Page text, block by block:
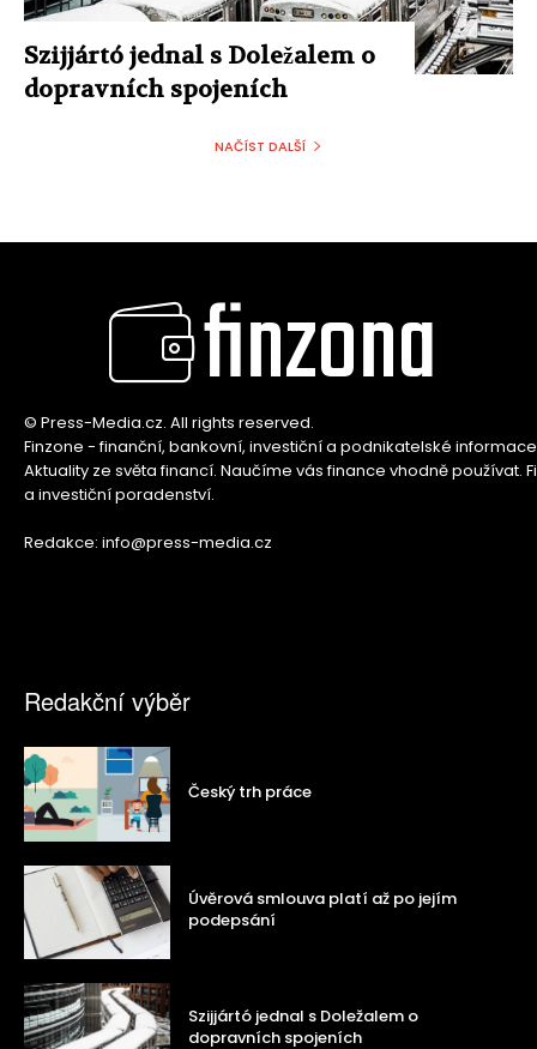
Szijjártó jednal s Doležalem o
dopravních spojeních
NAČÍST DALŠÍ
finzona
© Press-Media.cz. All rights reserved.
Finzone - finanční, bankovní, investiční a podnikatelské
Aktuality ze světa financí. Naučíme vás finance vhodně používat.
a investiční poradenství.
Redakce: info@press-media.cz
Redakční výběr
Český trh práce
Úvěrová smlouva platí až po jejím
podepsání
Szijjártó jednal s Doležalem o
dopravních spojeních